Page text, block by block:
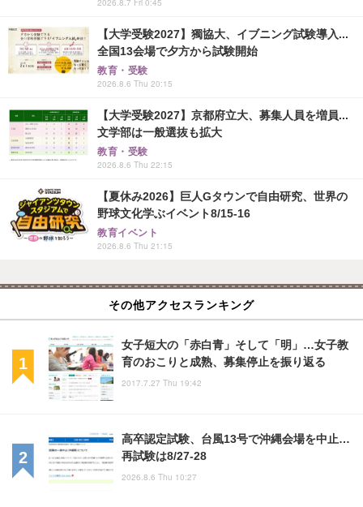
【大学受験2027】獨協大、イブニング試験導入...
全国13会場で夕方から試験開始
教育・受験
2026.8.6 Thu 20:15
【大学受験2027】京都府立大、募集人員を増員...
文学部は一般選抜も拡大
教育・受験
2026.8.6 Thu 22:15
【夏休み2026】巨人Gタウンで自由研究、世界の
野球文化学ぶイベント8/15-16
教育イベント
2026.8.6 Thu 21:15
その他アクセスランキング
女子短大の「赤白青」そして「明」…女子教
育のおこりと成熟、募集停止を振り返る
2017.7.27 Thu 19:42
高卒認定試験、台風13号で沖縄会場を中止…
再試験は8/27-28
2026.8.6 Thu 10:27